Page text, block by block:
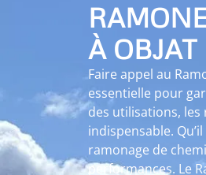
À OBJAT
Faire appel au
essentielle pour
des utilisations, les
indispensable.
ramonage de
performances. Le